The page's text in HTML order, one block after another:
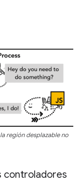
región desplazable no
controladores